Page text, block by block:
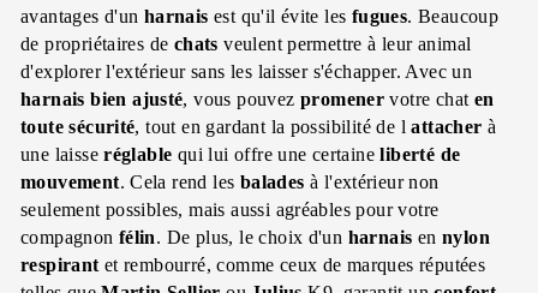
avantages d'un harnais est qu'il évite les fugues. Beaucoup
de propriétaires de chats veulent permettre à leur animal
d'explorer l'extérieur sans les laisser s'échapper. Avec un
harnais bien ajusté, vous pouvez promener votre chat en
toute sécurité, tout en gardant la possibilité de lattacher à
une laisseréglable qui lui offre une certaineliberté de
mouvement. Cela rend les balades à l'extérieur non
seulement possibles, mais aussi agréables pour votre
compagnon félin. De plus, le choix d'un harnais en nylon
respirant et rembourré, comme ceux de marques réputées